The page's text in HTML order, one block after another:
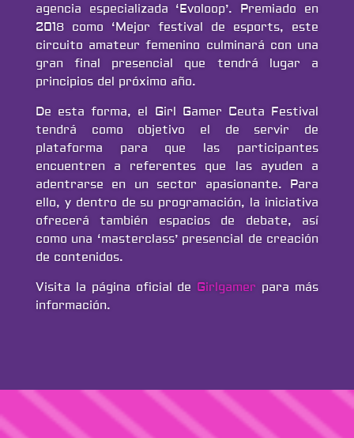
agencia especializada ‘Evoloop’. Premiado en
2018 como ‘Mejor festival de esports, este
circuito amateur femenino culminará con una
gran final presencial que tendrá lugar a
principios del próximo año.
De esta forma, el Girl Gamer Ceuta Festival
tendrá como objetivo el de servir de
plataforma para que las participantes
encuentren a referentes que las ayuden a
adentrarse en un sector apasionante. Para
ello, y dentro de su programación, la iniciativa
ofrecerá también espacios de debate, así
como una ‘masterclass’ presencial de creación
de contenidos.
Visita la página oficial de Girlgamer para más
información.